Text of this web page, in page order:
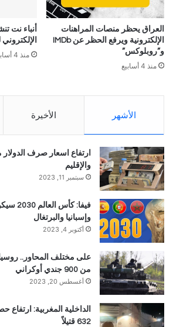
العراق يحظر منصات المراهنات
الإلكترونية ويرفع الحظر عن IMDb
و”روبلوكس”
منذ 4 أسابيع
أنباء نت
منذ 4 أسابيع
الأشهر الأخيرة
ارتفاع اسعار صرف
والإقليم
سبتمبر 11, 2023
فيفا:
وإسبانيا والبرتغال
أكتوبر 4, 2023
على مختلف المحاور..
من 900 جندي أوكراني
أغسطس 20, 2023
الداخلية المغربية: ارتفاع
632 قتيلاً